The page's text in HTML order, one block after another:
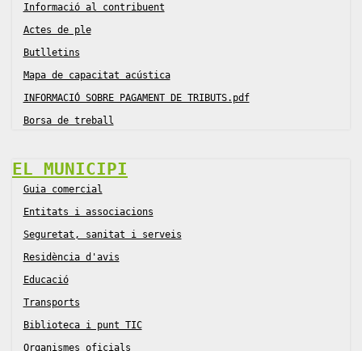
Informació al contribuent
Actes de ple
Butlletins
Mapa de capacitat acústica
INFORMACIÓ SOBRE PAGAMENT DE TRIBUTS.pdf
Borsa de treball
EL MUNICIPI
Guia comercial
Entitats i associacions
Seguretat, sanitat i serveis
Residència d'avis
Educació
Transports
Biblioteca i punt TIC
Organismes oficials